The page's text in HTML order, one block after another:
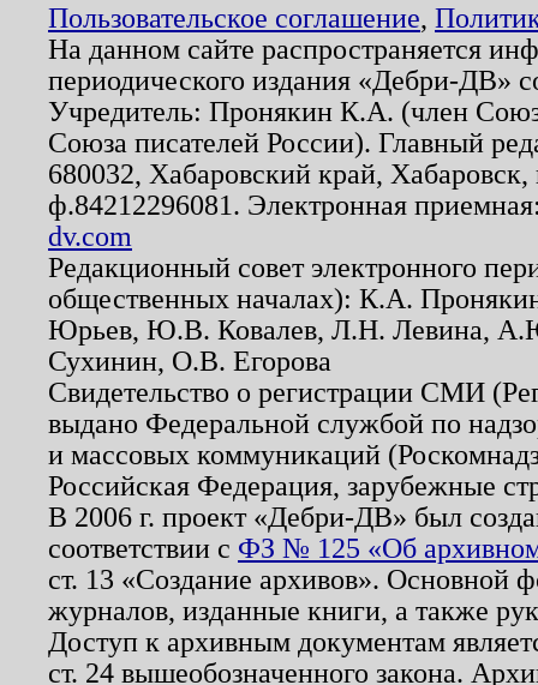
Пользовательское соглашение,
На данном сайте распространяется
периодического издания «Дебри-ДВ»
Учредитель: Пронякин К.А. (член
Союза писателей России). Главный
680032, Хабаровский край,
ф.84212296081. Электронная
dv.com
Редакционный совет электронного
общественных началах): К.А.
Юрьев, Ю.В. Ковалев, Л.Н. Левина,
Сухинин, О.В. Егорова
Свидетельство о регистрации СМИ
выдано Федеральной службой по
и массовых коммуникаций
Российская Федерация, зарубежные
В 2006 г. проект «Дебри-ДВ» был
соответствии с ФЗ № 125 «Об
ст. 13 «Создание архивов». Основной
журналов, изданные книги, а также
Доступ к архивным документам
ст. 24 вышеобозначенного закона.